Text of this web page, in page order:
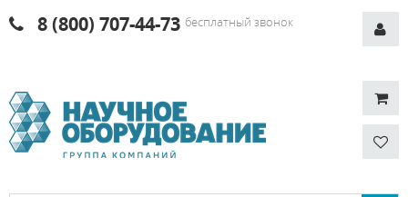
8 (800) 707-44-73 бесплатный звонок